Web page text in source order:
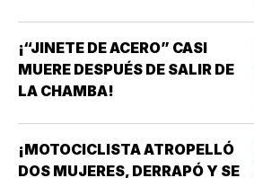
¡“JINETE DE ACERO” CASI
MUERE DESPUÉS DE SALIR DE
LA CHAMBA!
¡MOTOCICLISTA ATROPELLÓ
DOS MUJERES, DERRAPÓ Y SE